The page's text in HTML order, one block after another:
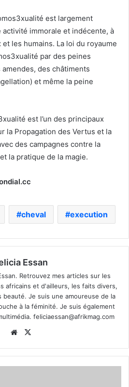
est largement
immorale et indécente, à
les humains. La loi du royaume
par des peines
des châtiments
et même la peine
est l’un des principaux
la Propagation des Vertus et la
des campagnes contre la
la pratique de la magie.
cheval execution
Essan
Retrouvez mes articles sur les
africains et d'ailleurs, les faits divers,
Je suis une amoureuse de la
à la féminité. Je suis également
feliciaessan@afrikmag.com
Website